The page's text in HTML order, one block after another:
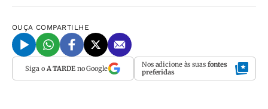
OUÇA COMPARTILHE
Siga o A TARDEno Google Nos adicione às suas fontes
preferidas